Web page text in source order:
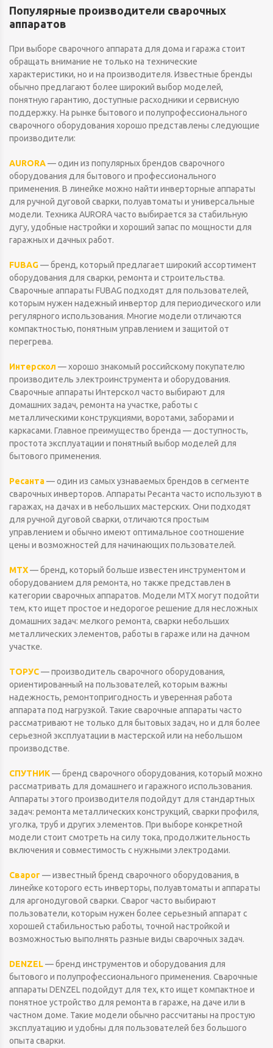
Популярные производители сварочных
аппаратов
При выборе сварочного аппарата для дома и гаража стоит
обращать внимание не только на технические
характеристики, но и на производителя. Известные бренды
обычно предлагают более широкий выбор моделей,
понятную гарантию, доступные расходники и сервисную
поддержку. На рынке бытового и полупрофессионального
сварочного оборудования хорошо представлены следующие
производители:
AURORA— один из популярных брендов сварочного
оборудования для бытового и профессионального
применения. В линейке можно найти инверторные аппараты
для ручной дуговой сварки, полуавтоматы и универсальные
модели. Техника AURORA часто выбирается за стабильную
дугу, удобные настройки и хороший запас по мощности для
гаражных и дачных работ.
FUBAG— бренд, который предлагает широкий ассортимент
оборудования для сварки, ремонта и строительства.
Сварочные аппараты FUBAG подходят для пользователей,
которым нужен надежный инвертор для периодического или
регулярного использования. Многие модели отличаются
компактностью, понятным управлением и защитой от
перегрева.
Интерскол — хорошо знакомый российскому покупателю
производитель электроинструмента и оборудования.
Сварочные аппараты Интерскол часто выбирают для
домашних задач, ремонта на участке, работы с
металлическими конструкциями, воротами, заборами и
каркасами. Главное преимущество бренда — доступность,
простота эксплуатации и понятный выбор моделей для
бытового применения.
Ресанта— один из самых узнаваемых брендов в сегменте
сварочных инверторов. Аппараты Ресанта часто используют в
гаражах, на дачах и в небольших мастерских. Они подходят
для ручной дуговой сварки, отличаются простым
управлением и обычно имеют оптимальное соотношение
цены и возможностей для начинающих пользователей.
MTX— бренд, который больше известен инструментом и
оборудованием для ремонта, но также представлен в
категории сварочных аппаратов. Модели MTX могут подойти
тем, кто ищет простое и недорогое решение для несложных
домашних задач: мелкого ремонта, сварки небольших
металлических элементов, работы в гараже или на дачном
участке.
ТОРУС— производитель сварочного оборудования,
ориентированный на пользователей, которым важны
надежность, ремонтопригодность и уверенная работа
аппарата под нагрузкой. Такие сварочные аппараты часто
рассматривают не только для бытовых задач, но и для более
серьезной эксплуатации в мастерской или на небольшом
производстве.
СПУТНИК— бренд сварочного оборудования, который можно
рассматривать для домашнего и гаражного использования.
Аппараты этого производителя подойдут для стандартных
задач: ремонта металлических конструкций, сварки профиля,
уголка, труб и других элементов. При выборе конкретной
модели стоит смотреть на силу тока, продолжительность
включения и совместимость с нужными электродами.
Сварог — известный бренд сварочного оборудования, в
линейке которого есть инверторы, полуавтоматы и аппараты
для аргонодуговой сварки. Сварог часто выбирают
пользователи, которым нужен более серьезный аппарат с
хорошей стабильностью работы, точной настройкой и
возможностью выполнять разные виды сварочных задач.
DENZEL— бренд инструментов и оборудования для
бытового и полупрофессионального применения. Сварочные
аппараты DENZEL подойдут для тех, кто ищет компактное и
понятное устройство для ремонта в гараже, на даче или в
частном доме. Такие модели обычно рассчитаны на простую
эксплуатацию и удобны для пользователей без большого
опыта сварки.